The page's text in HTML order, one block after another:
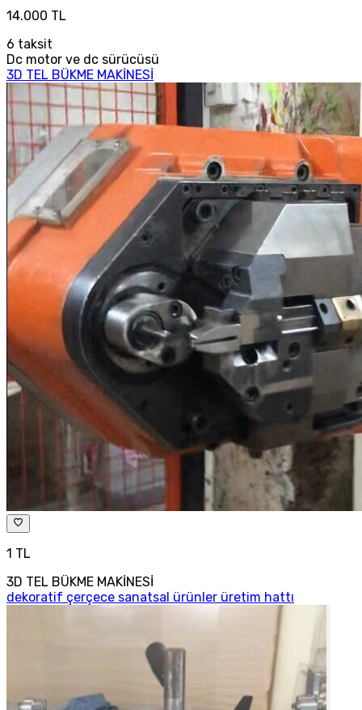
14.000 TL
6 taksit
Dc motor ve dc sürücüsü
3D TEL BÜKME MAKİNESİ
1 TL
3D TEL BÜKME MAKİNESİ
dekoratif çerçece sanatsal ürünler üretim hattı